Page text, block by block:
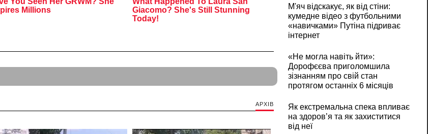
АРХІВ
М'яч відскакує, як від стіни:
кумедне відео з футбольними
«навичками» Путіна підриває
інтернет
«Не могла навіть йти»:
Дорофєєва приголомшила
зізнанням про свій стан
протягом останніх 6 місяців
Як екстремальна спека впливає
на здоров’я та як захиститися
від неї